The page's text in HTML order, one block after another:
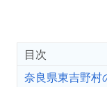
目次
奈良県東吉野村